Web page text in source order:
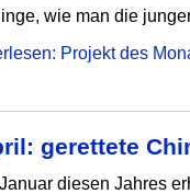
wie man die
Projekt des
gerettete
diesen Jahres